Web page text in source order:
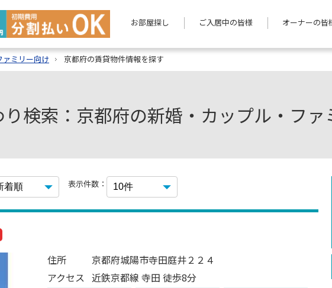
お部屋探し ご入居中の皆様 オーナーの皆
ミリー向け 京都府の賃貸物件情報を探す
り検索：京都府の新婚・カップル・フ
表示件数：
住所
京都府城陽市寺田庭井２２４
アクセス 近鉄京都線 寺田 徒歩8分